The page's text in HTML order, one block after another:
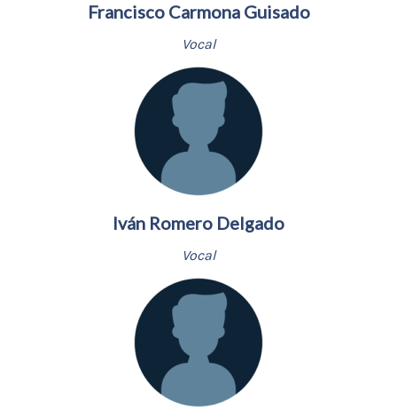
Francisco Carmona Guisado
Vocal
Iván Romero Delgado
Vocal